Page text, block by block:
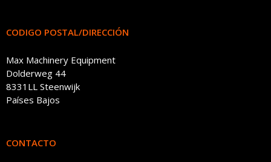
CODIGO POSTAL/DIRECCIÓN
Max Machinery Equipment
Dolderweg 44
8331LL Steenwijk
Países Bajos
CONTACTO